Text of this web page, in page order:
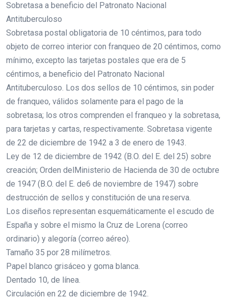
Sobretasa a beneficio del Patronato Nacional
Antituberculoso
Sobretasa postal obligatoria de 10 céntimos, para todo
objeto de correo interior con franqueo de 20 céntimos, como
mínimo, excepto las tarjetas postales que era de 5
céntimos, a beneficio del Patronato Nacional
Antituberculoso. Los dos sellos de 10 céntimos, sin poder
de franqueo, válidos solamente para el pago de la
sobretasa; los otros comprenden el franqueo y la sobretasa,
para tarjetas y cartas, respectivamente. Sobretasa vigente
de 22 de diciembre de 1942 a 3 de enero de 1943.
Ley de 12 de diciembre de 1942 (B.O. del E. del 25) sobre
creación; Orden delMinisterio de Hacienda de 30 de octubre
de 1947 (B.O. del E. de6 de noviembre de 1947) sobre
destrucción de sellos y constitución de una reserva.
Los diseños representan esquemáticamente el escudo de
España y sobre el mismo la Cruz de Lorena (correo
ordinario) y alegoría (correo aéreo).
Tamaño 35 por 28 milímetros.
Papel blanco grisáceo y goma blanca.
Dentado 10, de línea.
Circulación en 22 de diciembre de 1942.